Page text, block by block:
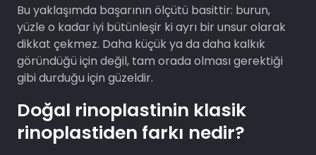
Bu yaklaşımda başarının ölçütü basittir: burun,
yüzle o kadar iyi bütünleşir ki ayrı bir unsur olarak
dikkat çekmez. Daha küçük ya da daha kalkık
göründüğü için değil, tam orada olması gerektiği
gibi durduğu için güzeldir.
Doğal rinoplastinin klasik
rinoplastiden farkı nedir?